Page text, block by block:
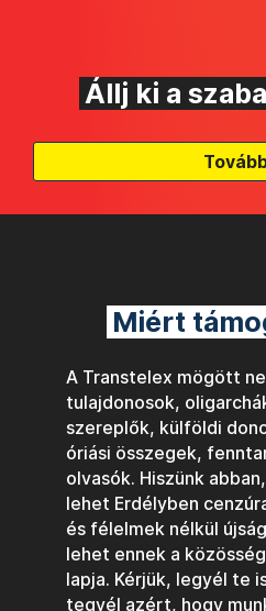
Állj ki a
Miért
A Transtelex mögött
tulajdonosok,
szereplők, külföldi
óriási összegek,
olvasók. Hiszünk
lehet Erdélyben
és félelmek nélkül
lehet ennek a
lapja. Kérjük, legyél te
tegyél azért, hogy